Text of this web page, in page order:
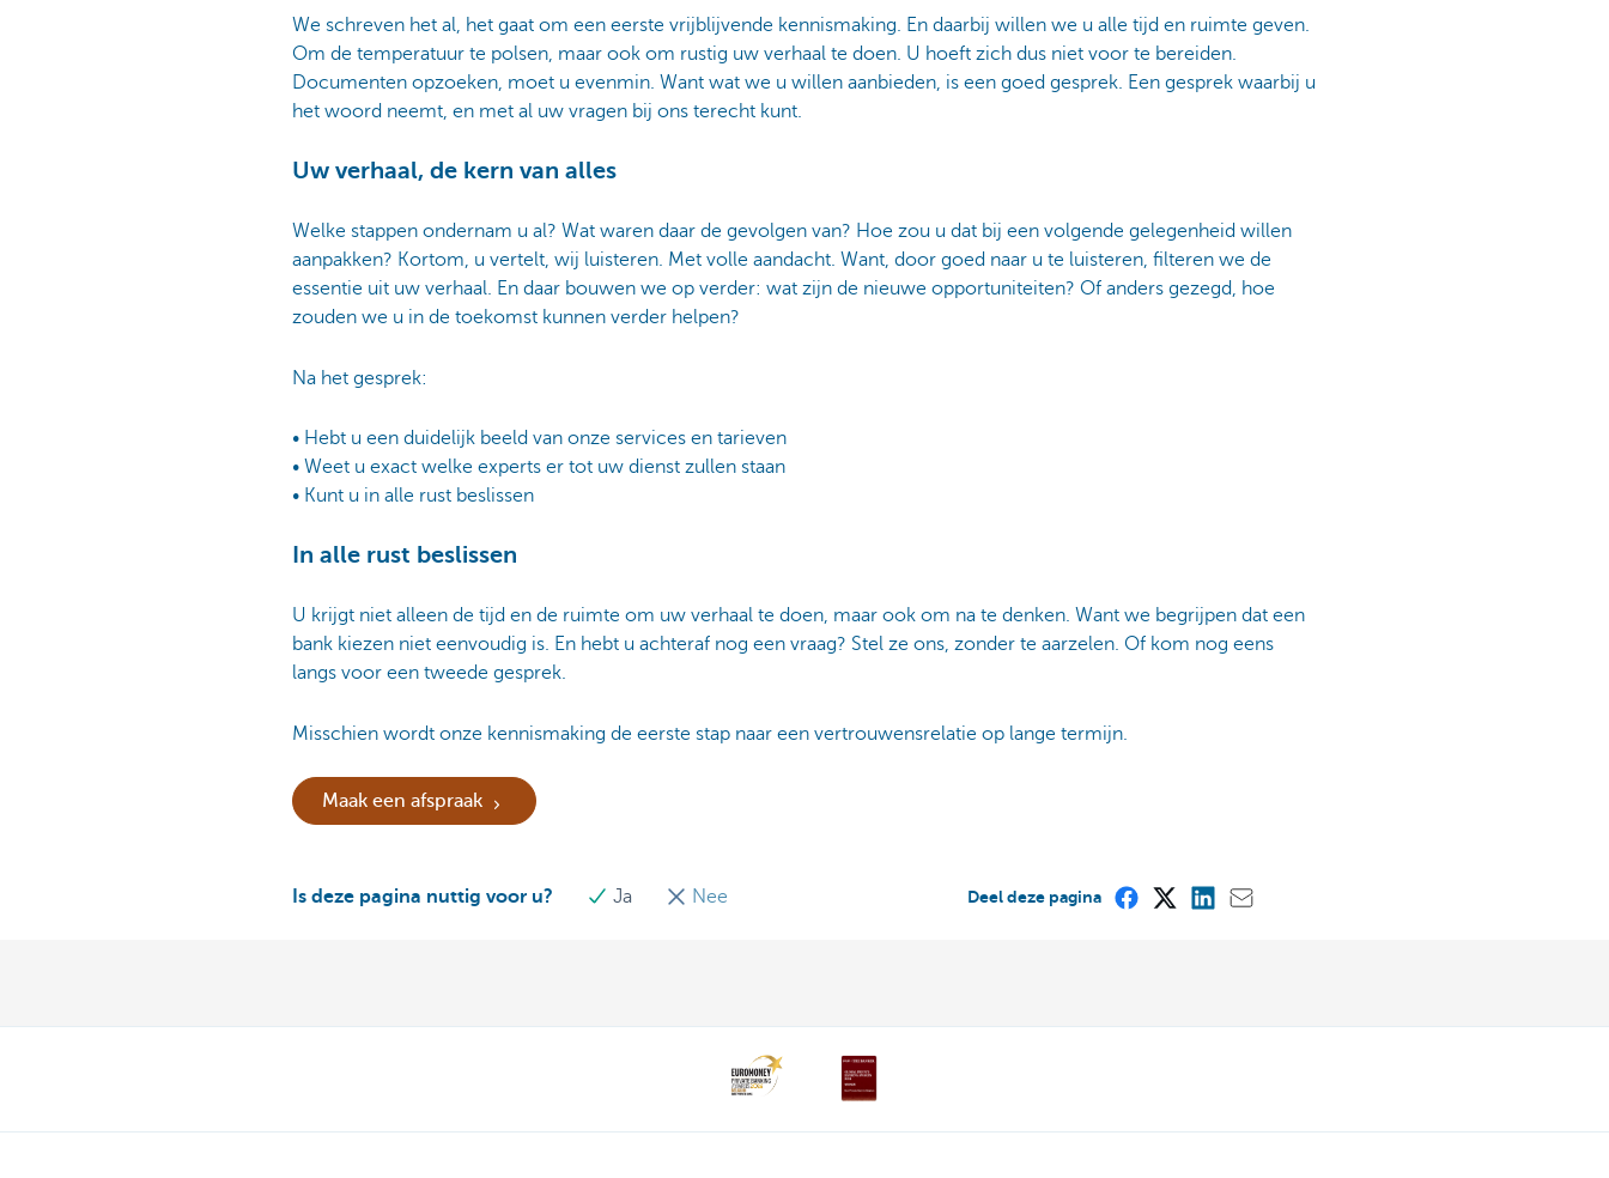
We schreven het al, het gaat om een eerste vrijblijvende kennismaking. En daarbij willen we u alle tijd en ruimte geven.
Om de temperatuur te polsen, maar ook om rustig uw verhaal te doen. U hoeft zich dus niet voor te bereiden.
Documenten opzoeken, moet u evenmin. Want wat we u willen aanbieden, is een goed gesprek. Een gesprek waarbij u
het woord neemt, en met al uw vragen bij ons terecht kunt.
Uw verhaal, de kern van alles
Welke stappen ondernam u al? Wat waren daar de gevolgen van? Hoe zou u dat bij een volgende gelegenheid willen
aanpakken? Kortom, u vertelt, wij luisteren. Met volle aandacht. Want, door goed naar u te luisteren, filteren we de
essentie uit uw verhaal. En daar bouwen we op verder: wat zijn de nieuwe opportuniteiten? Of anders gezegd, hoe
zouden we u in de toekomst kunnen verder helpen?
Na het gesprek:
• Hebt u een duidelijk beeld van onze services en tarieven
• Weet u exact welke experts er tot uw dienst zullen staan
• Kunt u in alle rust beslissen
In alle rust beslissen
U krijgt niet alleen de tijd en de ruimte om uw verhaal te doen, maar ook om na te denken. Want we begrijpen dat een
bank kiezen niet eenvoudig is. En hebt u achteraf nog een vraag? Stel ze ons, zonder te aarzelen. Of kom nog eens
langs voor een tweede gesprek.
Misschien wordt onze kennismaking de eerste stap naar een vertrouwensrelatie op lange termijn.
Maak een afspraak
Is deze pagina nuttig voor u? Ja Nee Deel deze pagina